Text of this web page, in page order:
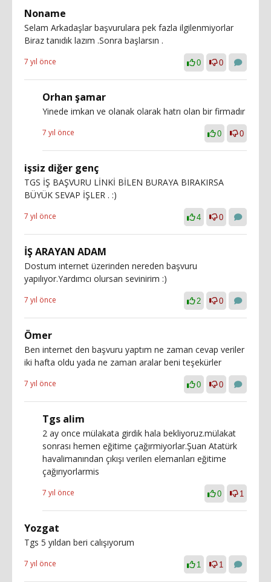
Noname
Selam Arkadaşlar başvurulara pek fazla ilgilenmiyorlar
Biraz tanıdık lazım .Sonra başlarsın .
7 yıl önce 0 0
Orhan şamar
Yinede imkan ve olanak olarak hatrı olan bir firmadır
7 yıl önce 0 0
işsiz diğer genç
TGS İŞ BAŞVURU LİNKİ BİLEN BURAYA BIRAKIRSA
BÜYÜK SEVAP İŞLER . :)
7 yıl önce 4 0
İŞ ARAYAN ADAM
Dostum internet üzerinden nereden başvuru
yapılıyor.Yardımcı olursan sevinirim :)
7 yıl önce 2 0
Ömer
Ben internet den başvuru yaptım ne zaman cevap veriler
iki hafta oldu yada ne zaman aralar beni teşekürler
7 yıl önce 0 0
Tgs alim
2 ay once mülakata girdik hala bekliyoruz.mülakat
sonrası hemen eğitime çağırmiyorlar.Şuan Atatürk
havalimanından çıkışı verilen elemanları eğitime
çağırıyorlarmis
7 yıl önce 0 1
Yozgat
Tgs 5 yıldan beri calışıyorum
7 yıl önce 1 1